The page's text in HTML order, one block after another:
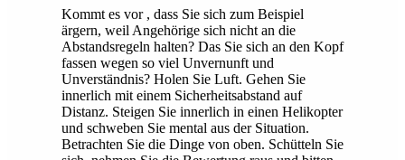
Kommt es vor , dass Sie sich zum Beispiel
ärgern, weil Angehörige sich nicht an die
Abstandsregeln halten? Das Sie sich an den Kopf
fassen wegen so viel Unvernunft und
Unverständnis? Holen Sie Luft. Gehen Sie
innerlich mit einem Sicherheitsabstand auf
Distanz. Steigen Sie innerlich in einen Helikopter
und schweben Sie mental aus der Situation.
Betrachten Sie die Dinge von oben. Schütteln Sie